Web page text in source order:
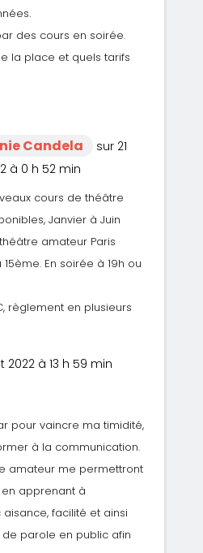
des cours en soirée.
la place et quels tarifs
Candela
sur 21
à 0 h 52 min
cours de théâtre
Janvier à Juin
amateur Paris
15ème. En soirée à 19h ou
règlement en plusieurs
2022 à 13 h 59 min
pour vaincre ma timidité,
à la communication.
amateur me permettront
apprenant à
facilité et ainsi
parole en public afin